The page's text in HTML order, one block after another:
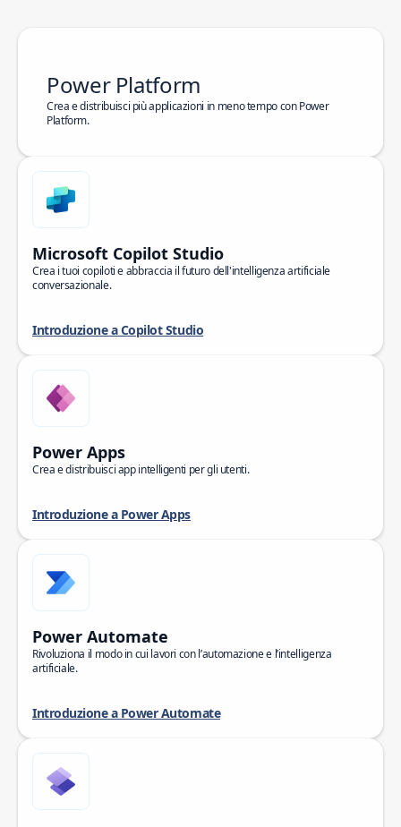
Power Platform
Crea e distribuisci più applicazioni in meno tempo con Power
Platform.
Microsoft Copilot Studio
Crea i tuoi copiloti e abbraccia il futuro dell'intelligenza artificiale
conversazionale.
Introduzione a Copilot Studio
Power Apps
Crea e distribuisci app intelligenti per gli utenti.
Introduzione a Power Apps
Power Automate
Rivoluziona il modo in cui lavori con l’automazione e l’intelligenza
artificiale.
Introduzione a Power Automate